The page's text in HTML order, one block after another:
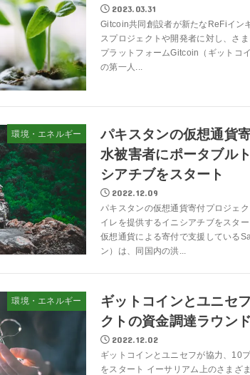
2023.03.31
Gitcoin共同創設者が新たなReFiイン
スプロジェクトや開発者に対し、さ
プラットフォームGitcoin（ギットコ
の第一人...
環境・エネルギー
パキスタンの仮想通貨
水被害者にポータブル
シアチブをスタート
2022.12.09
パキスタンの仮想通貨寄付プロジェ
イレを提供するイニシアチブをスタ
仮想通貨による寄付で支援している
ン）は、同国内の洪...
環境・エネルギー
ギットコインとユニセ
クトの資金調達ラウン
2022.12.02
ギットコインとユニセフが協力、10
をスタート イーサリアム上のさまざ